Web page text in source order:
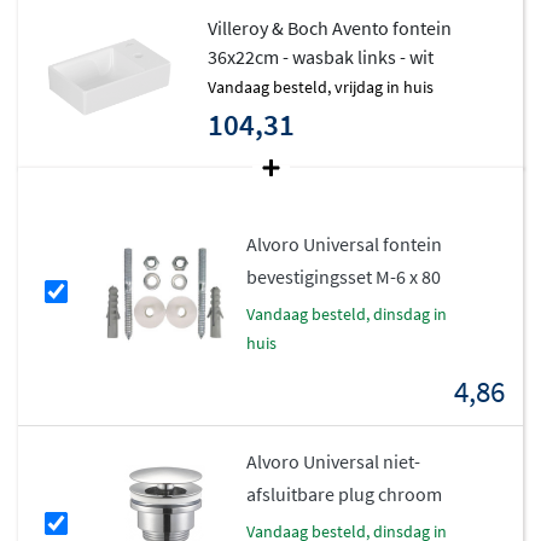
CeramicPlus coating van Villeroy & Boch, die het
oppervlak extra glad en vuilafstotend maakt.
CeramicPlus voor extra gemak
aan het keramiek. Hierdoor blijft je fontein langer
schoon en is het onderhoud minimaal. Kalkaanslag en
zeepspetters verwijder je gemakkelijk met een vochtige
doek, zonder intensief schrobben.
Het Avento fontein is perfect te combineren met de
bijpassende fonteinonderkast uit dezelfde collectie. Zo
creëer je niet alleen extra opbergruimte, maar ook een
Villeroy & Boch Avento fontein
36x22cm - wasbak links - wit
vandaag besteld, vrijdag in huis
104,31
Alvoro Universal fontein
bevestigingsset M-6 x 80
vandaag besteld, dinsdag in
huis
4,86
Alvoro Universal niet-
afsluitbare plug chroom
vandaag besteld, dinsdag in